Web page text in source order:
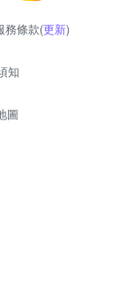
務條款(更新)
知
圖